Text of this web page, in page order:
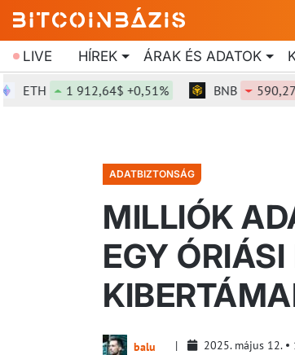
LIVE HÍREK ÁRAK ÉS ADATOK
1 912,64$ +0,51% BNB 590,27$ -
ADATBIZTONSÁG
MILLIÓK
EGY
balu 2025. május 12.